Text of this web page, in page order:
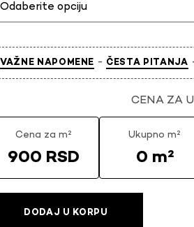
VAŽNE NAPOMENE - ČESTA PITANJA
CENA ZA
Cena za m²
900 RSD
Ukupno m²
0 m²
DODAJ U KORPU